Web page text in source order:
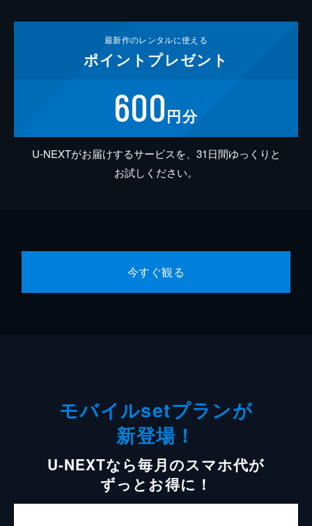
最新作のレンタルに使える
ポイント プレゼント
600円分
U-NEXTがお届けするサービスを、31日間ゆっくりと
お試しください。
今すぐ観る
モバイルsetプランが
新登場！
U-NEXTなら毎月のスマホ代が
ずっとお得に！